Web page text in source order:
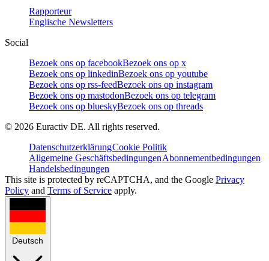
Rapporteur
Englische Newsletters
Social
Bezoek ons op facebookBezoek ons op x
Bezoek ons op linkedinBezoek ons op youtube
Bezoek ons op rss-feedBezoek ons op instagram
Bezoek ons op mastodonBezoek ons op telegram
Bezoek ons op blueskyBezoek ons op threads
© 2026 Euractiv DE. All rights reserved.
DatenschutzerklärungCookie Politik
Allgemeine GeschäftsbedingungenAbonnementbedingungen
Handelsbedingungen
This site is protected by reCAPTCHA, and the Google Privacy
Policy and Terms of Service apply.
Deutsch